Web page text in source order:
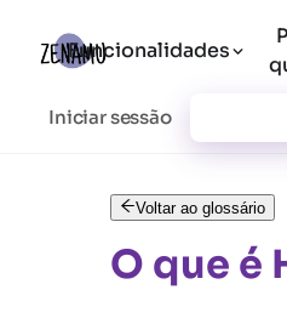
Funcionalidades
Iniciar sessão
Voltar ao glossário
O que é